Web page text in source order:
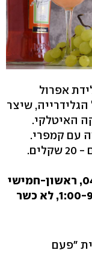
אפרול
שיצר
האיטלקי.
עם קמפרי.
שדרות מוריה 120 חיפה, 04-8289181, ראשון-חמישי
"פעם